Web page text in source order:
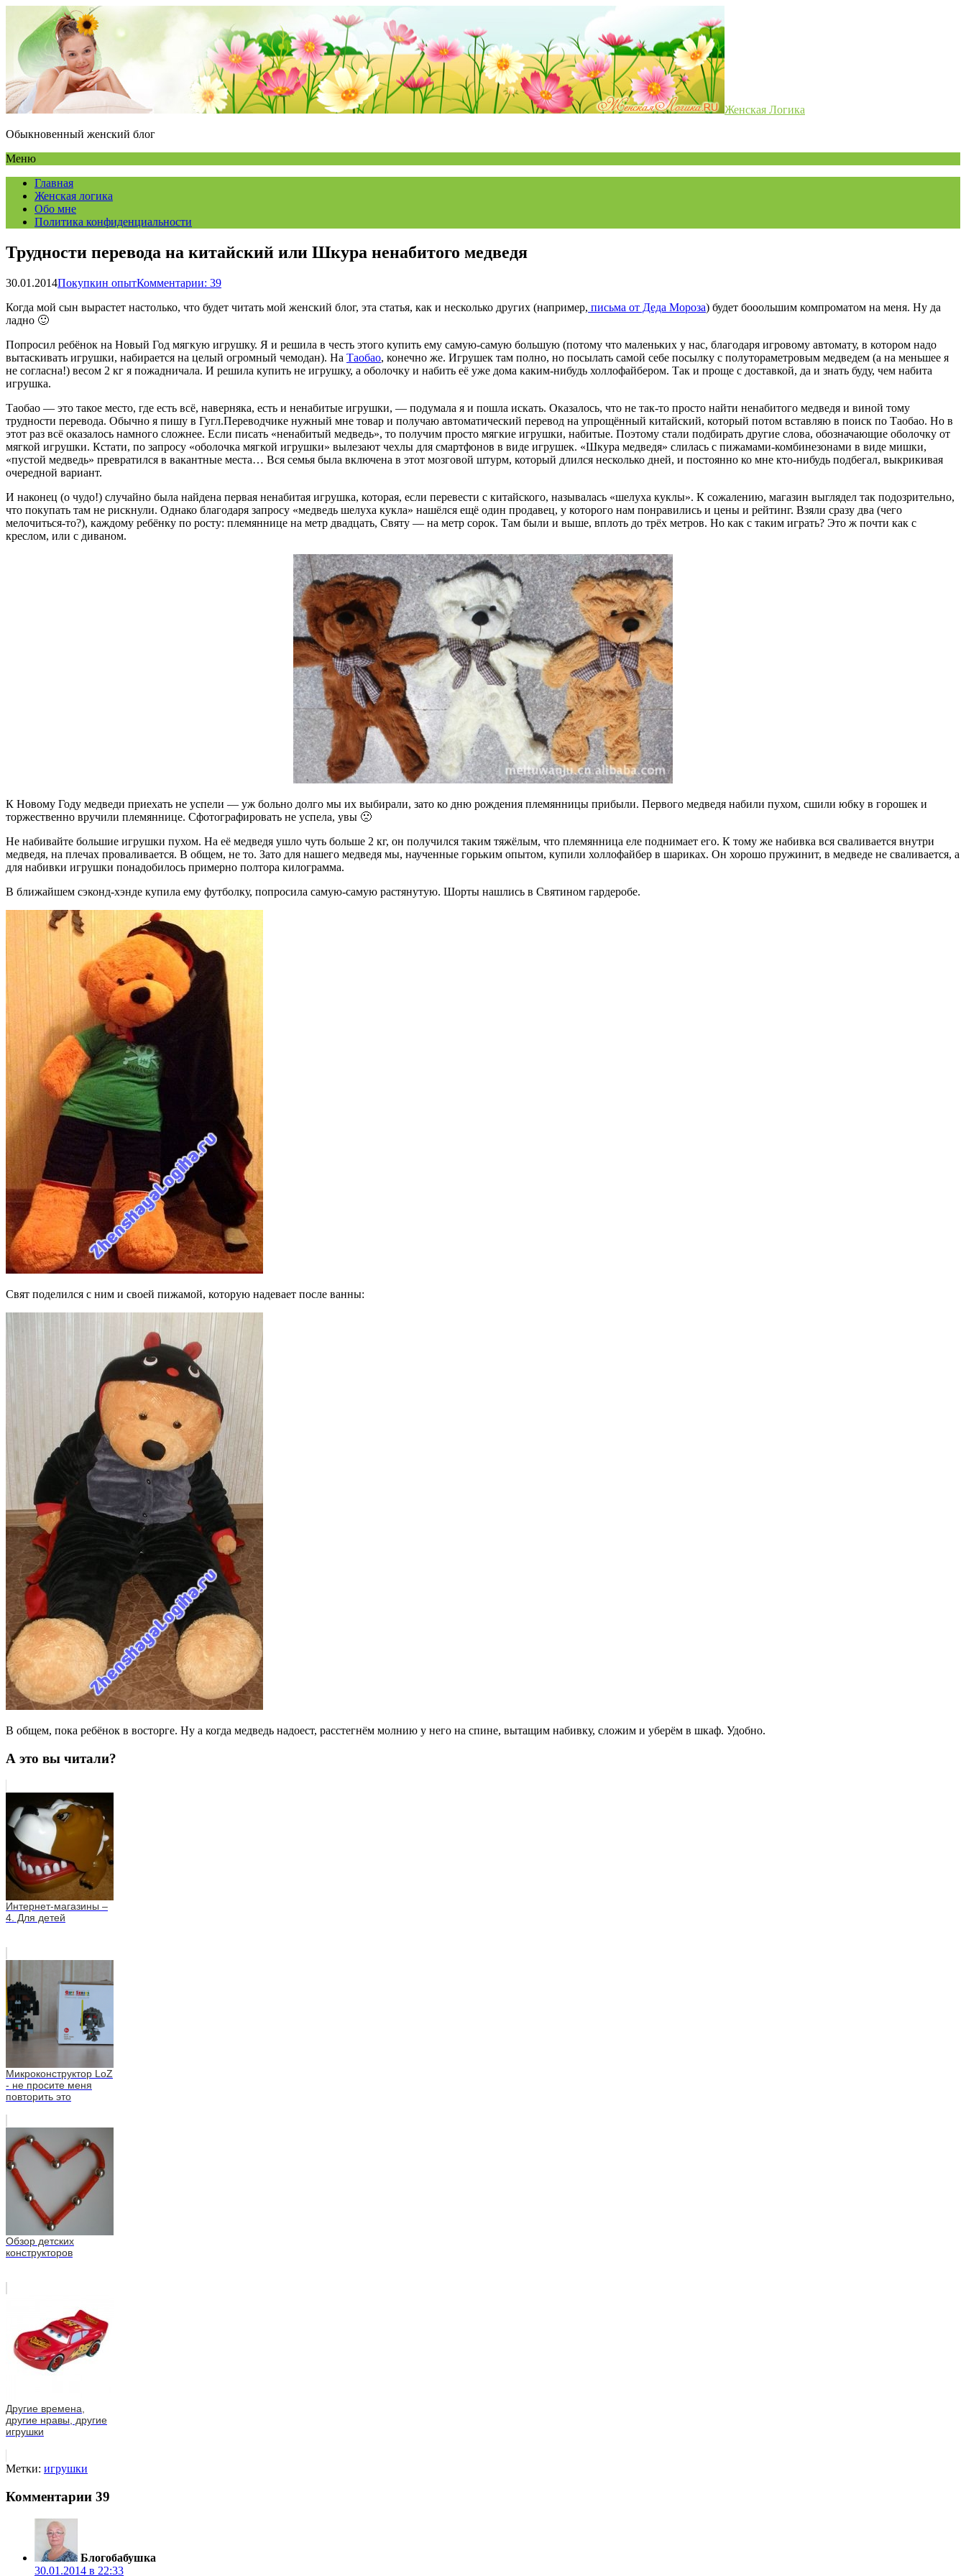
Женская Логика
Обыкновенный женский блог
Меню
Главная
Женская логика
Обо мне
Политика конфиденциальности
Трудности перевода на китайский или Шкура ненабитого медведя
30.01.2014Покупкин опытКомментарии: 39
Когда мой сын вырастет настолько, что будет читать мой женский блог, эта статья, как и несколько других (например, письма от Деда Мороза) будет бооольшим компроматом на меня. Ну да
ладно 🙂
Попросил ребёнок на Новый Год мягкую игрушку. Я и решила в честь этого купить ему самую-самую большую (потому что маленьких у нас, благодаря игровому автомату, в котором надо
вытаскивать игрушки, набирается на целый огромный чемодан). На Таобао, конечно же. Игрушек там полно, но посылать самой себе посылку с полутораметровым медведем (а на меньшее я
не согласна!) весом 2 кг я пожадничала. И решила купить не игрушку, а оболочку и набить её уже дома каким-нибудь холлофайбером. Так и проще с доставкой, да и знать буду, чем набита
игрушка.
Таобао — это такое место, где есть всё, наверняка, есть и ненабитые игрушки, — подумала я и пошла искать. Оказалось, что не так-то просто найти ненабитого медведя и виной тому
трудности перевода. Обычно я пишу в Гугл.Переводчике нужный мне товар и получаю автоматический перевод на упрощённый китайский, который потом вставляю в поиск по Таобао. Но в
этот раз всё оказалось намного сложнее. Если писать «ненабитый медведь», то получим просто мягкие игрушки, набитые. Поэтому стали подбирать другие слова, обозначающие оболочку от
мягкой игрушки. Кстати, по запросу «оболочка мягкой игрушки» вылезают чехлы для смартфонов в виде игрушек. «Шкура медведя» слилась с пижамами-комбинезонами в виде мишки,
«пустой медведь» превратился в вакантные места… Вся семья была включена в этот мозговой штурм, который длился несколько дней, и постоянно ко мне кто-нибудь подбегал, выкрикивая
очередной вариант.
И наконец (о чудо!) случайно была найдена первая ненабитая игрушка, которая, если перевести с китайского, называлась «шелуха куклы». К сожалению, магазин выглядел так подозрительно,
что покупать там не рискнули. Однако благодаря запросу «медведь шелуха кукла» нашёлся ещё один продавец, у которого нам понравились и цены и рейтинг. Взяли сразу два (чего
мелочиться-то?), каждому ребёнку по росту: племяннице на метр двадцать, Святу — на метр сорок. Там были и выше, вплоть до трёх метров. Но как с таким играть? Это ж почти как с
креслом, или с диваном.
К Новому Году медведи приехать не успели — уж больно долго мы их выбирали, зато ко дню рождения племянницы прибыли. Первого медведя набили пухом, сшили юбку в горошек и
торжественно вручили племяннице. Сфотографировать не успела, увы 🙁
Не набивайте большие игрушки пухом. На её медведя ушло чуть больше 2 кг, он получился таким тяжёлым, что племянница еле поднимает его. К тому же набивка вся сваливается внутри
медведя, на плечах проваливается. В общем, не то. Зато для нашего медведя мы, наученные горьким опытом, купили холлофайбер в шариках. Он хорошо пружинит, в медведе не сваливается, а
для набивки игрушки понадобилось примерно полтора килограмма.
В ближайшем сэконд-хэнде купила ему футболку, попросила самую-самую растянутую. Шорты нашлись в Святином гардеробе.
Свят поделился с ним и своей пижамой, которую надевает после ванны:
В общем, пока ребёнок в восторге. Ну а когда медведь надоест, расстегнём молнию у него на спине, вытащим набивку, сложим и уберём в шкаф. Удобно.
А это вы читали?
Интернет-магазины –
4. Для детей
Микроконструктор LoZ
- не просите меня
повторить это
Обзор детских
конструкторов
Другие времена,
другие нравы, другие
игрушки
Метки: игрушки
Комментарии 39
Блогобабушка
30.01.2014 в 22:33